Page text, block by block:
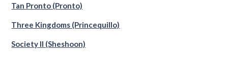
Tan Pronto (Pronto)
Three Kingdoms (Princequillo)
Society II (Sheshoon)